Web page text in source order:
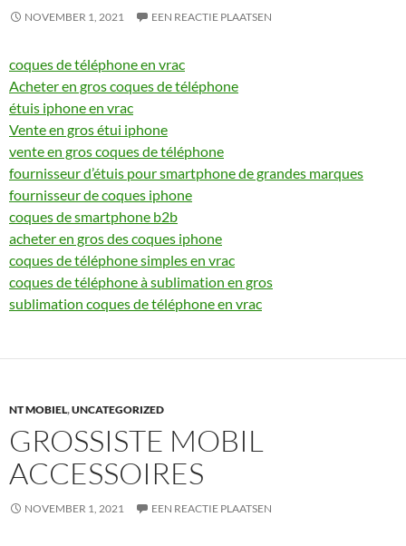
NOVEMBER 1, 2021 EEN REACTIE PLAATSEN
coques de téléphone en vrac
Acheter en gros coques de téléphone
étuis iphone en vrac
Vente en gros étui iphone
vente en gros coques de téléphone
fournisseur d’étuis pour smartphone de grandes marques
fournisseur de coques iphone
coques de smartphone b2b
acheter en gros des coques iphone
coques de téléphone simples en vrac
coques de téléphone à sublimation en gros
sublimation coques de téléphone en vrac
NT MOBIEL,UNCATEGORIZED
GROSSISTE MOBIL
ACCESSOIRES
NOVEMBER 1, 2021 EEN REACTIE PLAATSEN